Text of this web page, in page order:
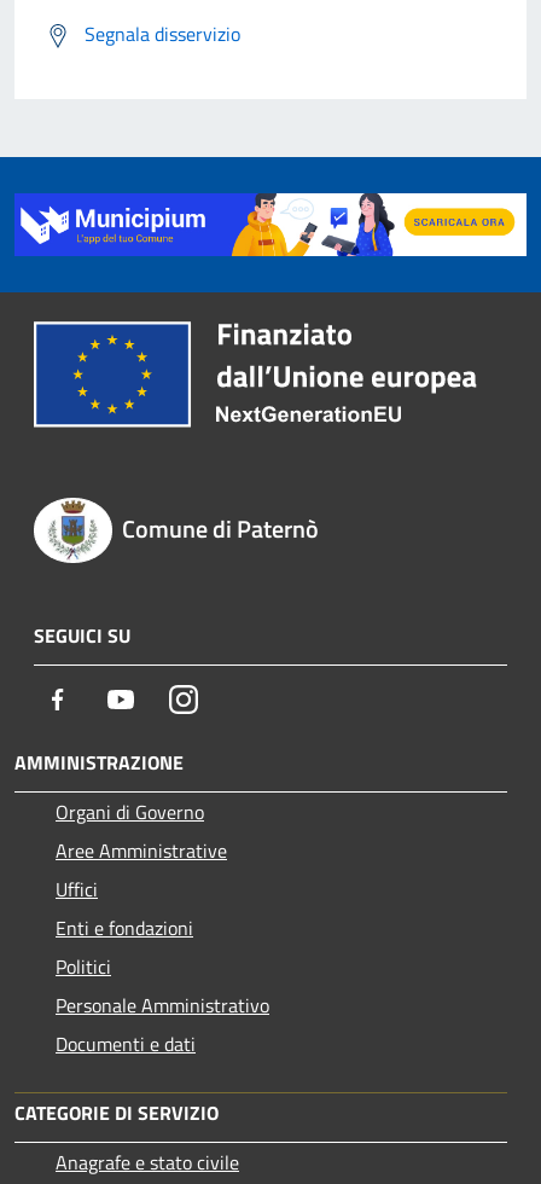
Segnala disservizio
Comune di Paternò
SEGUICI SU
Facebook YoutubeInstagram
AMMINISTRAZIONE
Organi di Governo
Aree Amministrative
Uffici
Enti e fondazioni
Politici
Personale Amministrativo
Documenti e dati
CATEGORIE DI SERVIZIO
Anagrafe e stato civile